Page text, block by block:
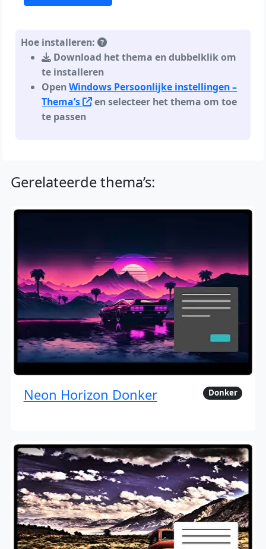
Hoe installeren:
Download het thema en dubbelklik om
te installeren
OpenWindows Persoonlijke instellingen –
Thema’s
en selecteer het thema om toe
te passen
Gerelateerde thema’s:
Neon Horizon Donker Donker